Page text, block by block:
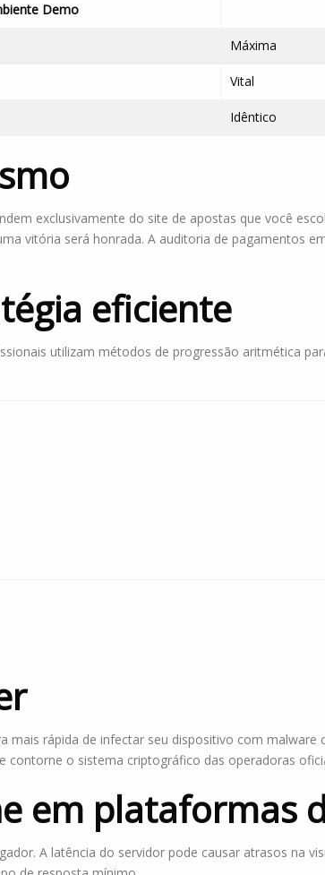
Demo
Máxima
Vital
Idêntico
exclusivamente do site de apostas que você
vitória será honrada. A auditoria de pagamentos
eficiente
utilizam métodos de progressão aritmética
mais rápida de infectar seu dispositivo com malware
contorne o sistema criptográfico das operadoras
em plataformas
A latência do servidor pode causar atrasos na